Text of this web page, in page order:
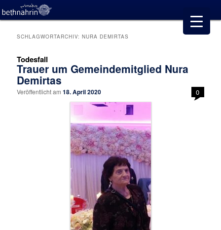
SCHLAGWORTARCHIV:NURA DEMIRTAS
Todesfall
Trauer um Gemeindemitglied Nura
Demirtas
Veröffentlicht am18. April 2020 0